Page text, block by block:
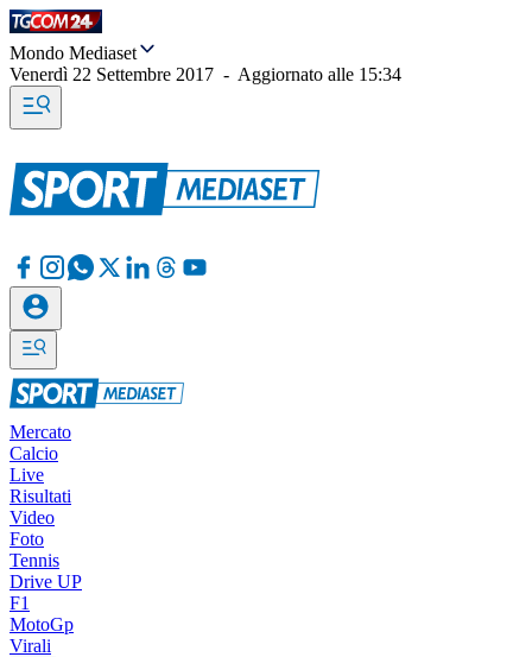
Mondo Mediaset
Venerdì 22 Settembre 2017 - Aggiornato alle 15:34
Mercato
Calcio
Live
Risultati
Video
Foto
Tennis
Drive UP
F1
MotoGp
Virali